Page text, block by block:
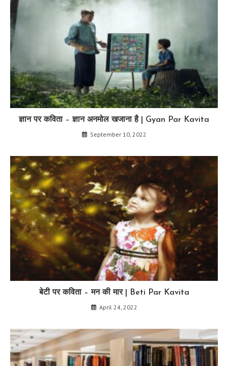
ज्ञान पर कविता – ज्ञान अनमोल खजाना है | Gyan Par Kavita
September 10, 2022
बेटी पर कविता – मन की मार | Beti Par Kavita
April 24, 2022